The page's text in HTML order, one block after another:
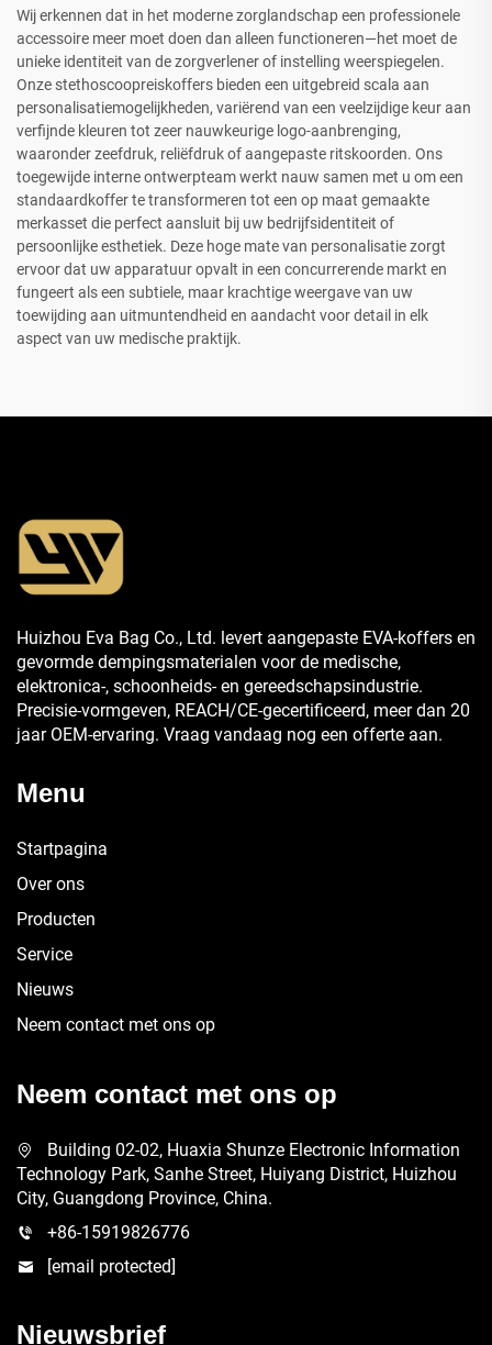
Wij erkennen dat in het moderne zorglandschap een professionele
accessoire meer moet doen dan alleen functioneren—het moet de
unieke identiteit van de zorgverlener of instelling weerspiegelen.
Onze stethoscoopreiskoffers bieden een uitgebreid scala aan
personalisatiemogelijkheden, variërend van een veelzijdige keur aan
verfijnde kleuren tot zeer nauwkeurige logo-aanbrenging,
waaronder zeefdruk, reliëfdruk of aangepaste ritskoorden. Ons
toegewijde interne ontwerpteam werkt nauw samen met u om een
standaardkoffer te transformeren tot een op maat gemaakte
merkasset die perfect aansluit bij uw bedrijfsidentiteit of
persoonlijke esthetiek. Deze hoge mate van personalisatie zorgt
ervoor dat uw apparatuur opvalt in een concurrerende markt en
fungeert als een subtiele, maar krachtige weergave van uw
toewijding aan uitmuntendheid en aandacht voor detail in elk
aspect van uw medische praktijk.
Huizhou Eva Bag Co., Ltd. levert aangepaste EVA-koffers en
gevormde dempingsmaterialen voor de medische,
elektronica-, schoonheids- en gereedschapsindustrie.
Precisie-vormgeven, REACH/CE-gecertificeerd, meer dan 20
jaar OEM-ervaring. Vraag vandaag nog een offerte aan.
Menu
Startpagina
Over ons
Producten
Service
Nieuws
Neem contact met ons op
Neem contact met ons op
Building 02-02, Huaxia Shunze Electronic Information
Technology Park, Sanhe Street, Huiyang District, Huizhou
City, Guangdong Province, China.
+86-15919826776
[email protected]
Nieuwsbrief